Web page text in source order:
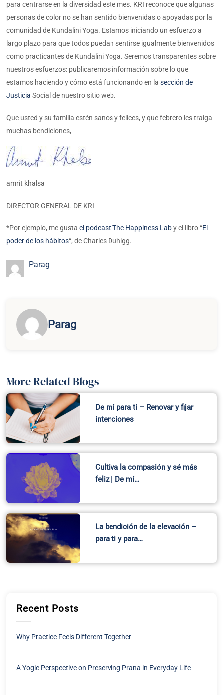
para centrarse en la diversidad este mes. KRI reconoce que algunas
personas de color no se han sentido bienvenidas o apoyadas por la
comunidad de Kundalini Yoga. Estamos iniciando un esfuerzo a
largo plazo para que todos puedan sentirse igualmente bienvenidos
como practicantes de Kundalini Yoga. Seremos transparentes sobre
nuestros esfuerzos: publicaremos información sobre lo que
estamos haciendo y cómo está funcionando en lasección de
Justicia Social de nuestro sitio web.
Que usted y su familia estén sanos y felices, y que febrero les traiga
muchas bendiciones,
amrit khalsa
DIRECTOR GENERAL DE KRI
*Por ejemplo, me gustael podcast The Happiness Laby el libro “El
poder de los hábitos“, de Charles Duhigg.
Parag
Parag
More Related Blogs
De mí para ti – Renovar y fijar
intenciones
Cultiva la compasión y sé más
feliz | De mí…
La bendición de la elevación –
para ti y para…
Recent Posts
Why Practice Feels Different Together
A Yogic Perspective on Preserving Prana in Everyday Life